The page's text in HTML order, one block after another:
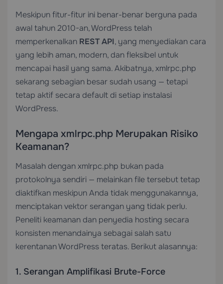
Meskipun fitur-fitur ini benar-benar berguna pada
awal tahun 2010-an, WordPress telah
memperkenalkan REST API, yang menyediakan cara
yang lebih aman, modern, dan fleksibel untuk
mencapai hasil yang sama. Akibatnya, xmlrpc.php
sekarang sebagian besar sudah usang — tetapi
tetap aktif secara default di setiap instalasi
WordPress.
Mengapa xmlrpc.php Merupakan Risiko
Keamanan?
Masalah dengan xmlrpc.php bukan pada
protokolnya sendiri — melainkan file tersebut tetap
diaktifkan meskipun Anda tidak menggunakannya,
menciptakan vektor serangan yang tidak perlu.
Peneliti keamanan dan penyedia hosting secara
konsisten menandainya sebagai salah satu
kerentanan WordPress teratas. Berikut alasannya:
1. Serangan Amplifikasi Brute-Force